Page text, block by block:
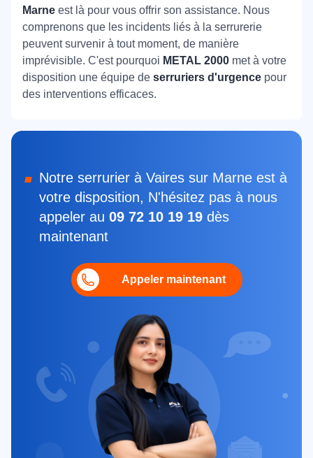
Marne est là pour vous offrir son assistance. Nous
comprenons que les incidents liés à la serrurerie
peuvent survenir à tout moment, de manière
imprévisible. C'est pourquoi METAL 2000 met à votre
disposition une équipe de serruriers d'urgence pour
des interventions efficaces.
Notre serrurier à Vaires sur Marne est à
votre disposition, N'hésitez pas à nous
appeler au 09 72 10 19 19 dès
maintenant
Appeler maintenant